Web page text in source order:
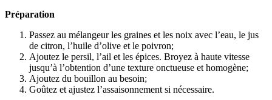
Préparation
Passez au mélangeur les graines et les noix avec l’eau, le jus
de citron, l’huile d’olive et le poivron;
Ajoutez le persil, l’ail et les épices. Broyez à haute vitesse
jusqu’à l’obtention d’une texture onctueuse et homogène;
Ajoutez du bouillon au besoin;
Goûtez et ajustez l’assaisonnement si nécessaire.